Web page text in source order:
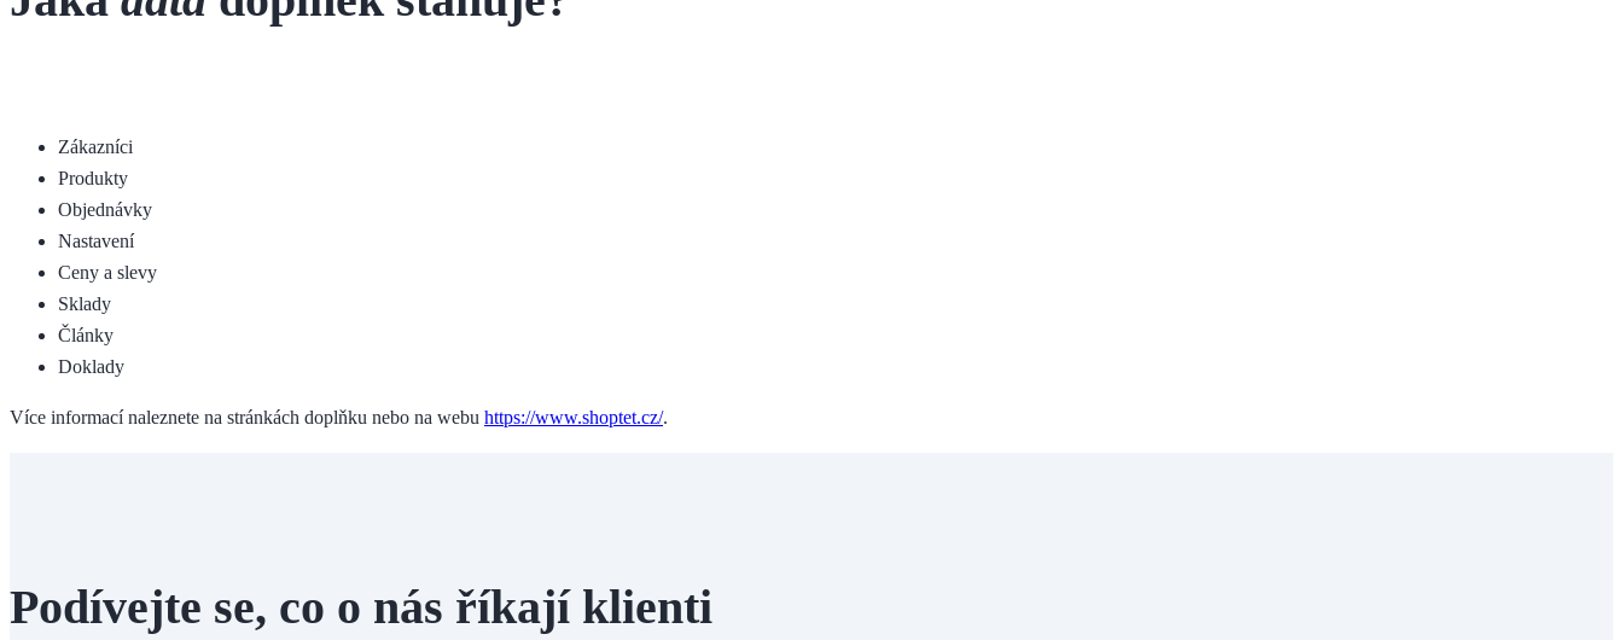
Zákazníci
Produkty
Objednávky
Nastavení
Ceny a slevy
Sklady
Články
Doklady
Více informací naleznete na stránkách doplňku nebo na webu https://www.shoptet.cz/.
Podívejte se, co o nás říkají klienti